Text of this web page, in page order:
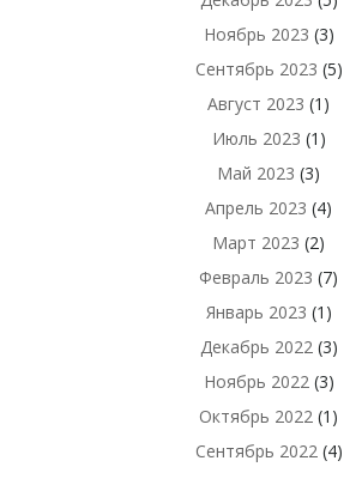
Ноябрь 2023 (3)
Сентябрь 2023 (5)
Август 2023 (1)
Июль 2023 (1)
Май 2023 (3)
Апрель 2023 (4)
Март 2023 (2)
Февраль 2023 (7)
Январь 2023 (1)
Декабрь 2022(3)
Ноябрь 2022(3)
Октябрь 2022 (1)
Сентябрь 2022(4)